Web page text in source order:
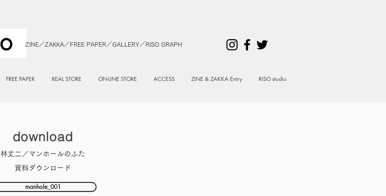
ZINE／ZAKKA／FREE PAPER／GALLERY／RISO GRAPH
FREE PAPER REAL STORE ON-LINE STORE ACCESS ZINE & ZAKKA Entry RISO studio
download
林丈二／マンホールのふた
資料ダウンロード
manhole_001